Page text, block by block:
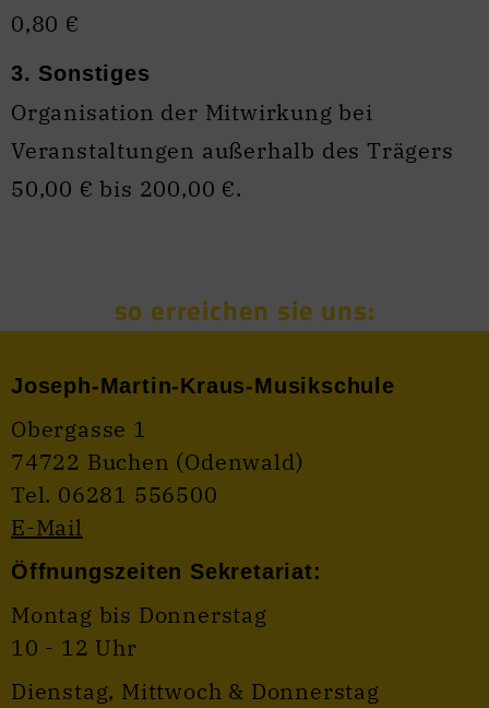
0,80 €
3. Sonstiges
Organisation der Mitwirkung bei
Veranstaltungen außerhalb des Trägers
50,00 € bis 200,00 €.
Joseph-Martin-Kraus-Musikschule
Obergasse 1
74722 Buchen (Odenwald)
Tel. 06281 556500
E-Mail
Öffnungszeiten Sekretariat:
Montag bis Donnerstag
10 - 12 Uhr
Dienstag, Mittwoch & Donnerstag